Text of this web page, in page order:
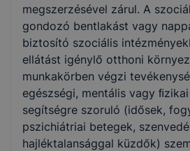
KKK/PTT
KKK letöltése (pdf)
PTT letöltése (pdf)
Okleveles technikusképzés
Nem
megszerzésével zárul. A
gondozó bentlakást vagy
biztosító szociális
ellátást igénylő otthoni
munkakörben végzi
egészségi, mentális vagy
segítségre szoruló (idősek,
pszichiátriai betegek,
hajléktalansággal küzdők)